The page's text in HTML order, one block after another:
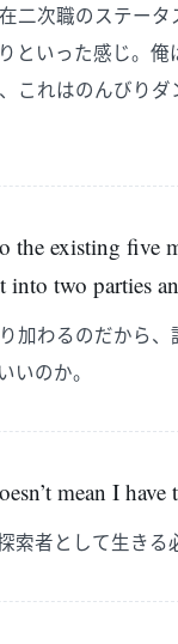
二次職のステー
といった感じ。
これはのんびり
the existing
two parties
加わるのだから
いのか。
mean I
索者として生きる